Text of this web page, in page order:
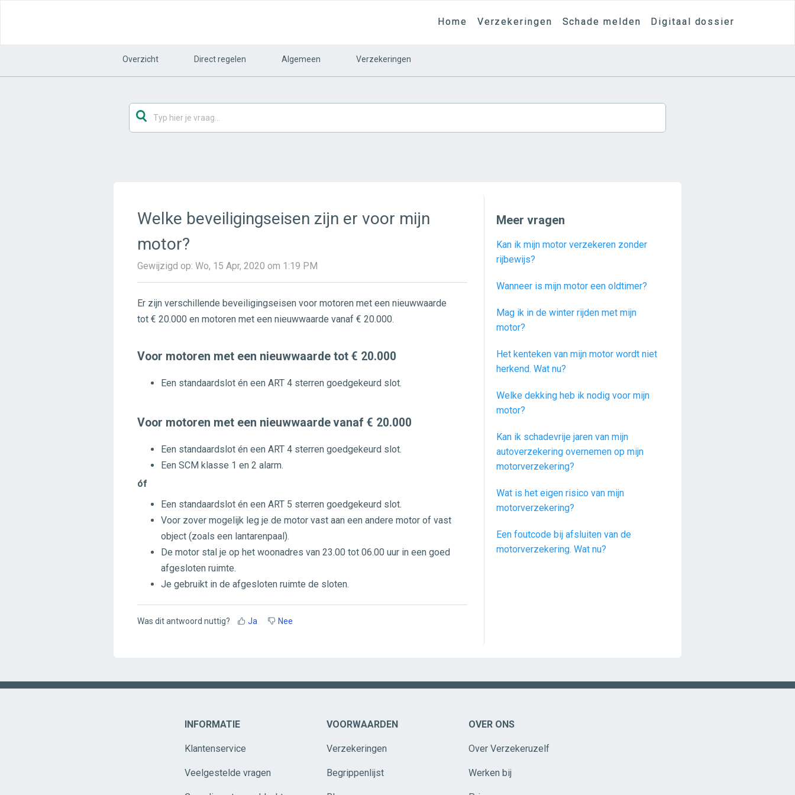
Home Verzekeringen Schade melden Digitaal dossier
Overzicht Direct regelen Algemeen Verzekeringen
Welke beveiligingseisen zijn er voor mijn
motor?
Gewijzigd op: Wo, 15 Apr, 2020 om 1:19 PM
Er zijn verschillende beveiligingseisen voor motoren met een nieuwwaarde
tot € 20.000 en motoren met een nieuwwaarde vanaf € 20.000.
Voor motoren met een nieuwwaarde tot € 20.000
Een standaardslot én een ART 4 sterren goedgekeurd slot.
Voor motoren met een nieuwwaarde vanaf € 20.000
Een standaardslot én een ART 4 sterren goedgekeurd slot.
Een SCM klasse 1 en 2 alarm.
óf
Een standaardslot én een ART 5 sterren goedgekeurd slot.
Voor zover mogelijk leg je de motor vast aan een andere motor of vast
object (zoals een lantarenpaal).
De motor stal je op het woonadres van 23.00 tot 06.00 uur in een goed
afgesloten ruimte.
Je gebruikt in de afgesloten ruimte de sloten.
Was dit antwoord nuttig? Ja Nee
Meer vragen
Kan ik mijn motor verzekeren zonder
rijbewijs?
Wanneer is mijn motor een oldtimer?
Mag ik in de winter rijden met mijn
motor?
Het kenteken van mijn motor wordt niet
herkend. Wat nu?
Welke dekking heb ik nodig voor mijn
motor?
Kan ik schadevrije jaren van mijn
autoverzekering overnemen op mijn
motorverzekering?
Wat is het eigen risico van mijn
motorverzekering?
Een foutcode bij afsluiten van de
motorverzekering. Wat nu?
INFORMATIE
Klantenservice
Veelgestelde vragen
VOORWAARDEN
Verzekeringen
Begrippenlijst
OVER ONS
Over Verzekeruzelf
Werken bij